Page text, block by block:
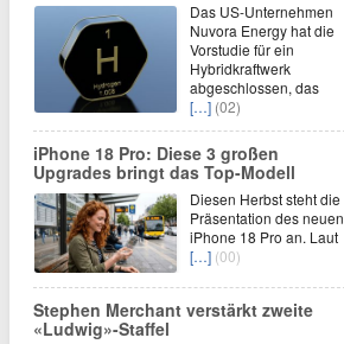
Das US-Unternehmen
Nuvora Energy hat die
Vorstudie für ein
Hybridkraftwerk
abgeschlossen, das
[…] (02)
iPhone 18 Pro: Diese 3 großen
Upgrades bringt das Top-Modell
Diesen Herbst steht die
Präsentation des neuen
iPhone 18 Pro an. Laut
[…] (00)
Stephen Merchant verstärkt zweite
«Ludwig»-Staffel